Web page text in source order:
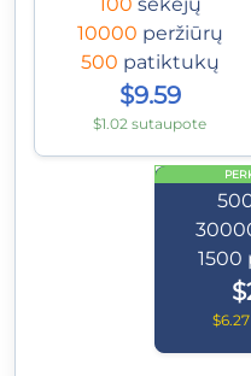
10000 peržiūrų
500 patiktukų
$9.59
$1.02 sutaupote
1500